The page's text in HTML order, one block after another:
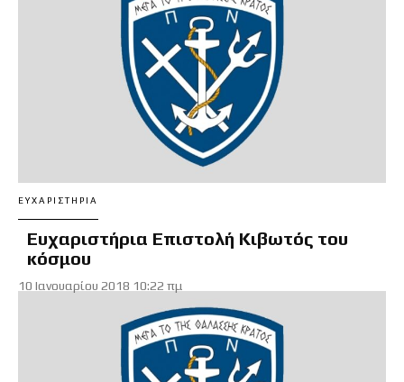
ΕΥΧΑΡΙΣΤΉΡΙΑ
Ευχαριστήρια Επιστολή Κιβωτός του
κόσμου
10 Ιανουαρίου 2018 10:22 πμ